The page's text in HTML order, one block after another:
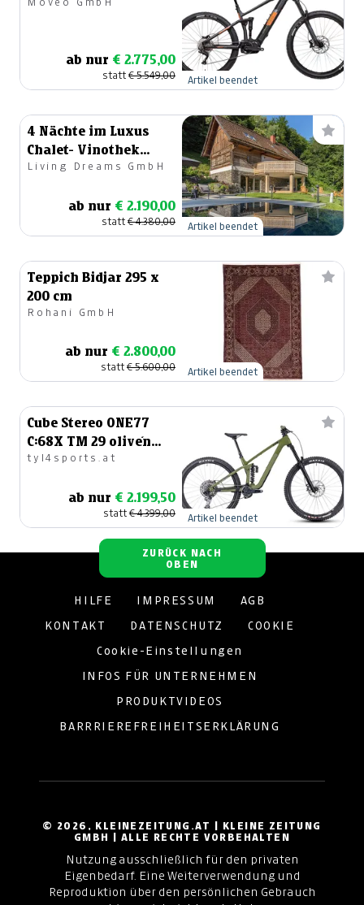
ab nur € 2.775,00
statt€ 5.549,00 Artikel beendet
4 Nächte im Luxus
Chalet- Vinothek
Petzles by Living
Living Dreams GmbH
ab nur € 2.190,00
statt€ 4.380,00 Artikel beendet
Teppich Bidjar 295 x
200 cm
Rohani GmbH
ab nur € 2.800,00
statt€ 5.600,00 Artikel beendet
Cube Stereo ONE77
C:68X TM 29 olive´n
´chrome - Größe XXL
tyl4sports.at
ab nur € 2.199,50
statt€ 4.399,00 Artikel beendet
ZURÜCK NACH
OBEN
© 2026, KLEINEZEITUNG.AT | KLEINE ZEITUNG
GMBH | ALLE RECHTE VORBEHALTEN
Nutzung ausschließlich für den privaten
Eigenbedarf. Eine Weiterverwendung und
Reproduktion über den persönlichen Gebrauch
HILFE IMPRESSUM AGB
KONTAKT DATENSCHUTZ COOKIE
Cookie-Einstellungen
INFOS FÜR UNTERNEHMEN
PRODUKTVIDEOS
BARRRIEREFREIHEITSERKLÄRUNG